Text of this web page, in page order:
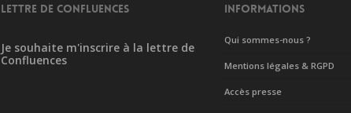
LETTRE DE CONFLUENCES
Je souhaite m'inscrire à la lettre de
Confluences
INFORMATIONS
Qui sommes-nous ?
Mentions légales & RGPD
Accès presse